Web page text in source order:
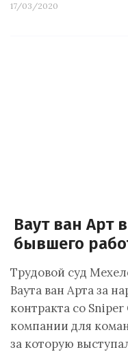
17/03/2020
Ваут ван Арт
бывшего
Трудовой суд
Ваута ван Арта за
контракта со
компании для
за которую